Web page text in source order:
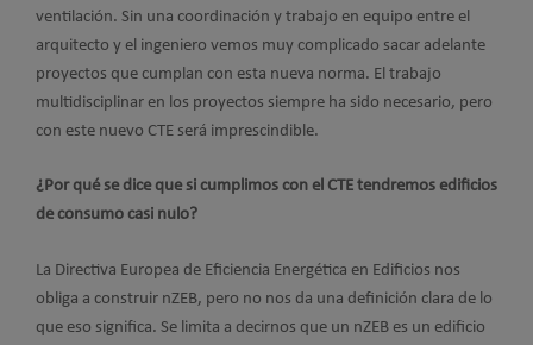
ventilación. Sin una coordinación y trabajo en equipo entre el
arquitecto y el ingeniero vemos muy complicado sacar adelante
proyectos que cumplan con esta nueva norma. El trabajo
multidisciplinar en los proyectos siempre ha sido necesario, pero
con este nuevo CTE será imprescindible.
¿Por qué se dice que si cumplimos con el CTE tendremos edificios
de consumo casi nulo?
La Directiva Europea de Eficiencia Energética en Edificios nos
obliga a construir nZEB, pero no nos da una definición clara de lo
que eso significa. Se limita a decirnos que un nZEB es un edificio